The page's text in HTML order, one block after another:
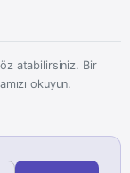
atabilirsiniz. Bir
okuyun.